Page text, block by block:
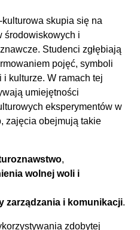
skupia się na
środowiskowych i
Studenci zgłębiają
pojęć, symboli
kulturze. W ramach tej
umiejętności
eksperymentów w
zajęcia obejmują takie
,
wolnej woli i
zarządzania i komunikacji.
zdobytej